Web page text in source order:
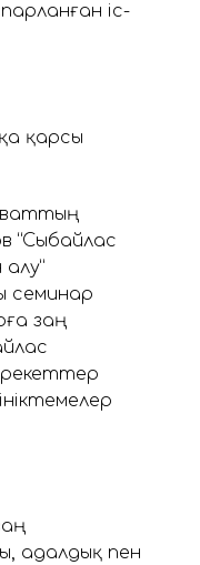
іс-
қарсы
“Сыбайлас
семинар
заң
адалдық пен